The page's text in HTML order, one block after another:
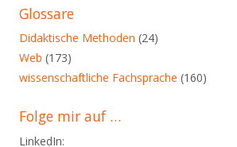
diesem
Blog
Glossare
Didaktische Methoden (24)
Web (173)
wissenschaftliche Fachsprache (160)
Folge mir auf …
LinkedIn: